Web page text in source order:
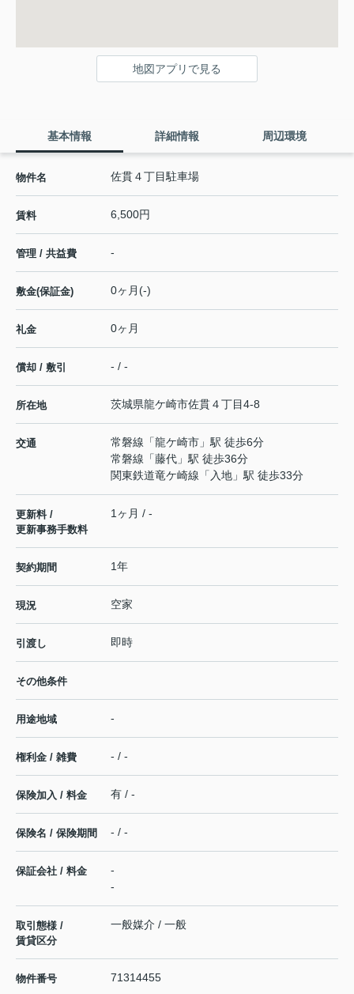
地図アプリで見る
基本情報 詳細情報 周辺環境
物件名 佐貫４丁目駐車場
賃料 6,500円
管理 / 共益費 -
敷金(保証金) 0ヶ月(-)
礼金 0ヶ月
償却 / 敷引 - / -
所在地 茨城県龍ケ崎市佐貫４丁目4-8
交通 常磐線 「龍ケ崎市 」駅 徒歩6分
常磐線 「藤代 」駅 徒歩36分
関東鉄道竜ケ崎線 「 入地 」駅 徒歩33分
更新料 /
更新事務手数料
1ヶ月 / -
契約期間 1年
現況 空家
引渡し 即時
その他条件
用途地域 -
権利金 / 雑費 - / -
保険加入 / 料金 有 / -
保険名 / 保険期間 - / -
保証会社 / 料金
-
-
取引態様 /
賃貸区分
一般媒介 / 一般
物件番号 71314455